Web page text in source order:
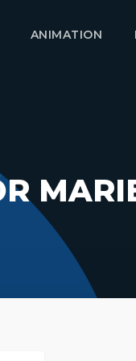
ANIMATION